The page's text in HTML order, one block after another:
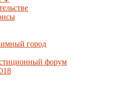
город
форум